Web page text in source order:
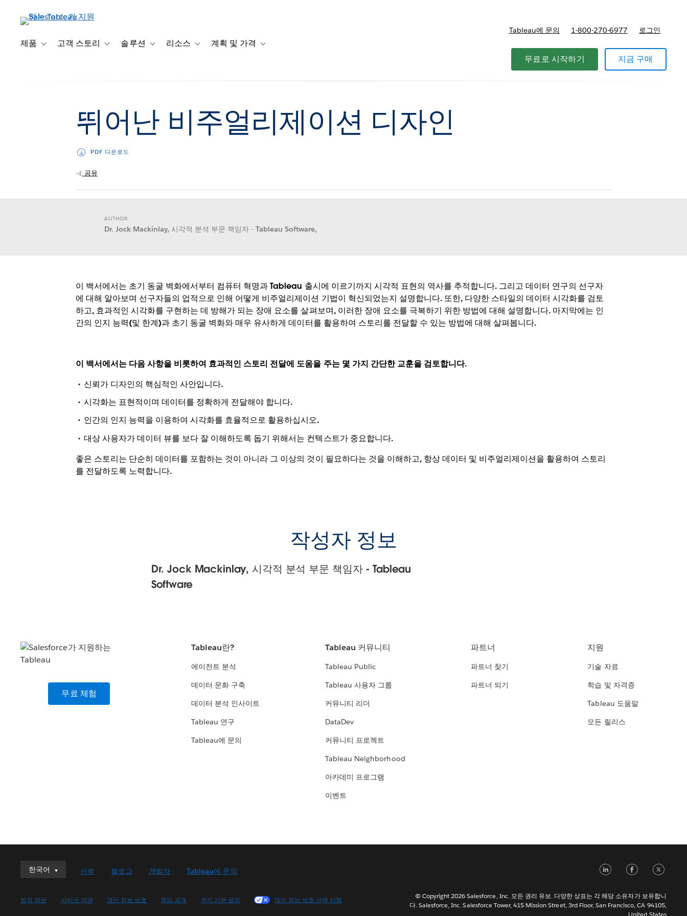
제품 Toggle sub-navigation for 제품
고객 스토리 Toggle sub-navigation for 고객 스토리
솔루션 Toggle sub-navigation for 솔루션
리소스 Toggle sub-navigation for 리소스
계획 및 가격 Toggle sub-navigation for 계획 및 가격
Tableau에 문의 1-800-270-6977 로그인
무료로 시작하기 지금 구매
뛰어난 비주얼리제이션 디자인
PDF 다운로드
공유
AUTHOR
Dr. Jock Mackinlay, 시각적 분석 부문 책임자 - Tableau Software,
이 백서에서는 초기 동굴 벽화에서부터 컴퓨터 혁명과 Tableau 출시에 이르기까지 시각적 표현의 역사를 추적합니다. 그리고 데이터 연구의 선구자
에 대해 알아보며 선구자들의 업적으로 인해 어떻게 비주얼리제이션 기법이 혁신되었는지 설명합니다. 또한, 다양한 스타일의 데이터 시각화를 검토
하고, 효과적인 시각화를 구현하는 데 방해가 되는 장애 요소를 살펴보며, 이러한 장애 요소를 극복하기 위한 방법에 대해 설명합니다. 마지막에는 인
간의 인지 능력(및 한계)과 초기 동굴 벽화와 매우 유사하게 데이터를 활용하여 스토리를 전달할 수 있는 방법에 대해 살펴봅니다.
이 백서에서는 다음 사항을 비롯하여 효과적인 스토리 전달에 도움을 주는 몇 가지 간단한 교훈을 검토합니다.
신뢰가 디자인의 핵심적인 사안입니다.
시각화는 표현적이며 데이터를 정확하게 전달해야 합니다.
인간의 인지 능력을 이용하여 시각화를 효율적으로 활용하십시오.
대상 사용자가 데이터 뷰를 보다 잘 이해하도록 돕기 위해서는 컨텍스트가 중요합니다.
좋은 스토리는 단순히 데이터를 포함하는 것이 아니라 그 이상의 것이 필요하다는 것을 이해하고, 항상 데이터 및 비주얼리제이션을 활용하여 스토리
를 전달하도록 노력합니다.
작성자 정보
Dr. Jock Mackinlay, 시각적 분석 부문 책임자 - Tableau
Software
무료 체험
Tableau란?
에이전트 분석
데이터 문화 구축
데이터 분석 인사이트
Tableau 연구
Tableau에 문의
Tableau 커뮤니티
Tableau Public
Tableau 사용자 그룹
커뮤니티 리더
DataDev
커뮤니티 프로젝트
Tableau Neighborhood
아카데미 프로그램
이벤트
파트너
파트너 찾기
파트너 되기
지원
기술 자료
학습 및 자격증
Tableau 도움말
모든 릴리스
한국어
한국어
English (UK)
신뢰 블로그 개발자 Tableau에 문의
법적 정보 서비스 약관 개인 정보 보호 책임 공개 쿠키 기본 설정 개인 정보 보호 선택 사항
LinkedIn
© Copyright 2026 Salesforce, Inc. 모든 권리 유보. 다양한 상표는 각 해당 소유자가 보유합니
다. Salesforce, Inc. Salesforce Tower, 415 Mission Street, 3rd Floor, San Francisco, CA 94105,
United States